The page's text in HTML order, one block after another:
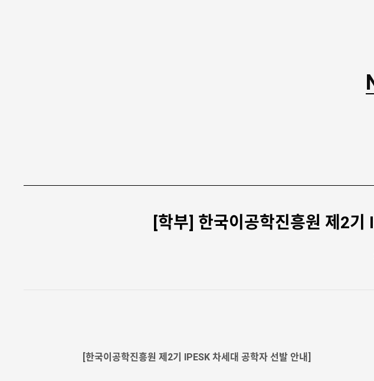
[학부] 한국이공학진흥원 제2
[한국이공학진흥원 제2기 IPESK 차세대 공학자 선발 안내]